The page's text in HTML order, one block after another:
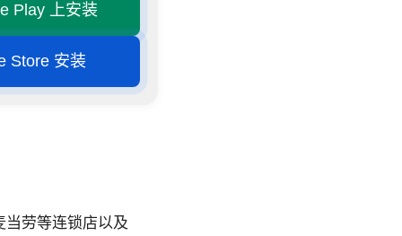
Play 上安装
Store 安装
当劳等连锁店以及